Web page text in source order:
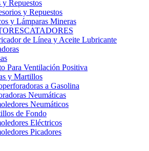
y Repuestos
y Repuestos
y Lámparas Mineras
de Línea y Aceite Lubricante
Para Ventilación Positiva
y Martillos
a Gasolina
Neumáticas
Neumáticos
de Fondo
Eléctricos
Picadores